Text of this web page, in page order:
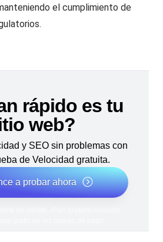
el cumplimiento de
rápido es tu
web?
y SEO sin problemas con
de Velocidad gratuita.
a probar ahora